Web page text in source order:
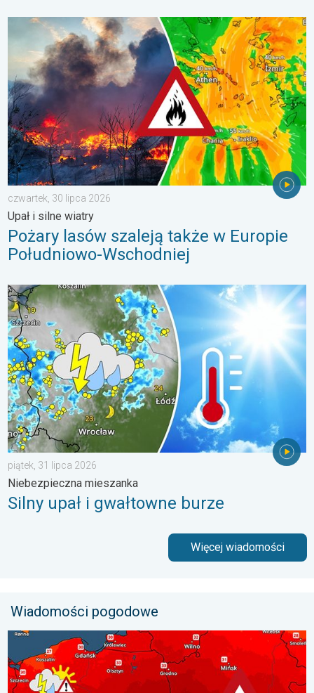
Pożary lasów szaleją także w Europie Południowo-
czwartek, 30 lipca 2026
Upał i silne wiatry
Pożary lasów szaleją także w Europie
Południowo-Wschodniej
Silny upał i gwałtowne burze. Niebezpieczna mieszanka. . .
piątek, 31 lipca 2026
Niebezpieczna mieszanka
Silny upał i gwałtowne burze
Więcej wiadomości
Wiadomości pogodowe
Nawet 40 stopni w cieniu i burze. Ekstremalnie gorąco. . .